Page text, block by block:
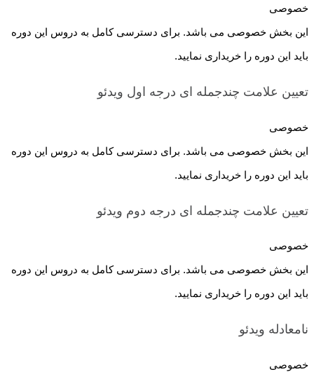
خصوصی
این بخش خصوصی می باشد. برای دسترسی کامل به دروس این دوره
باید این دوره را خریداری نمایید.
تعیین علامت چندجمله ای درجه اول ویدئو
خصوصی
این بخش خصوصی می باشد. برای دسترسی کامل به دروس این دوره
باید این دوره را خریداری نمایید.
تعیین علامت چندجمله ای درجه دوم ویدئو
خصوصی
این بخش خصوصی می باشد. برای دسترسی کامل به دروس این دوره
باید این دوره را خریداری نمایید.
نامعادله ویدئو
خصوصی